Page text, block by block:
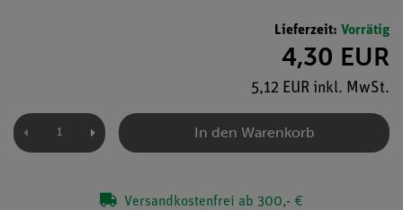
Lieferzeit: Vorrätig
4,30 EUR
5,12 EUR inkl. MwSt.
In den Warenkorb
Versandkostenfrei ab 300,- €